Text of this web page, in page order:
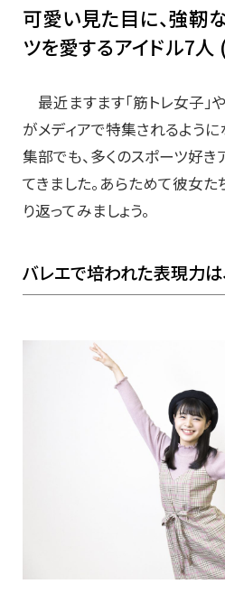
可愛い見た目に、強靭
ツを愛するアイドル7人
最近ますます「筋トレ女子」
がメディアで特集されるように
集部でも、多くのスポーツ好き
てきました。あらためて彼女
り返ってみましょう。
バレエで培われた表現力は